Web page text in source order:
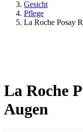
Gesicht
Pflege
La Roche Posay
La Roche
Augen